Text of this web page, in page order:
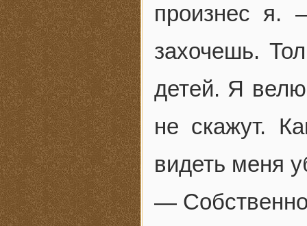
произнес я.
захочешь.
детей. Я
не скажут.
видеть меня
—